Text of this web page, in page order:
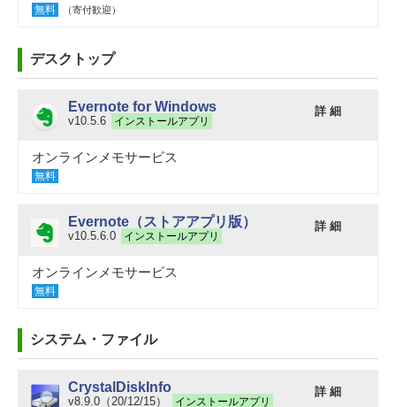
無料 （寄付歓迎）
デスクトップ
Evernote for Windows
v10.5.6 インストールアプリ
詳 細
オンラインメモサービス
無料
Evernote（ストアアプリ版）
v10.5.6.0 インストールアプリ
詳 細
オンラインメモサービス
無料
システム・ファイル
CrystalDiskInfo
v8.9.0（20/12/15） インストールアプリ
詳 細